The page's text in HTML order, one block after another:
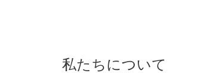
私たちについて